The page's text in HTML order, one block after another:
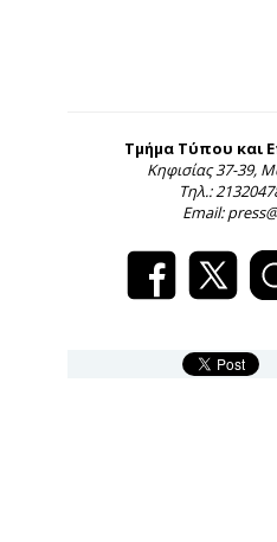
Τμήμα Τύπου και
Κηφισίας 37-39,
Τηλ.:
Email: